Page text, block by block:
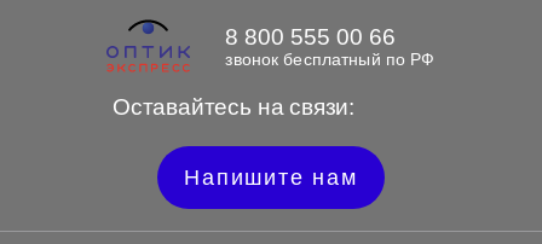
Оставайтесь на связи:
8 800 555 00 66
звонок бесплатный по РФ
Напишите нам